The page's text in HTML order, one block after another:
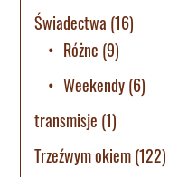
Świadectwa (16)
Różne (9)
Weekendy(6)
transmisje (1)
Trzeźwym okiem(122)